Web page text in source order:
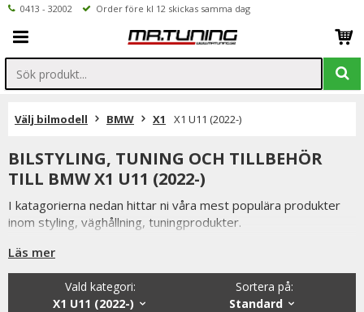
0413 - 32002 Order före kl 12 skickas samma dag
Välj bilmodell BMW X1 X1 U11 (2022-)
BILSTYLING, TUNING OCH TILLBEHÖR
TILL BMW X1 U11 (2022-)
I katagorierna nedan hittar ni våra mest populära produkter
inom styling, väghållning, tuningprodukter.
Är det något som du funderar över eller inte hittar i vårt
Till BMW X1 U11 (2022-).
Läs mer
Sortera på:
Standard
Vald kategori:
X1 U11 (2022-)